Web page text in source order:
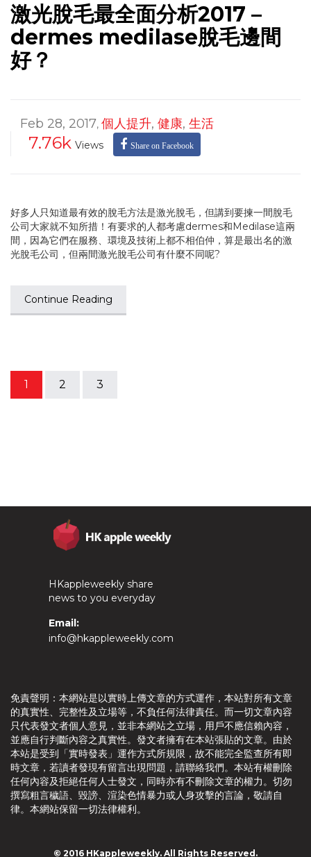
激光脫毛最全面分析2017 –
dermes medilase脫毛邊間
好？
Feb 28, 2017, 個人提升, 健康, 生活
7.76k Views Share on Facebook
好多人只知道最有效的脫毛方法是激光脫毛，但講到要揀一間脫毛
公司大家就不知所措！有要求的人都考慮dermes和Medilase這兩
間，因為它們在服務、環境及技術上都不相伯仲，算是最出名的激
光脫毛公司，但兩間激光脫毛公司有什麼不同呢?
Continue Reading
1 2 3
HKappleweekly share
news to you everyday
Email:
info@hkappleweekly.com
免責聲明：本網站是以實時上傳文章的方式運作，本站對所有文章
的真實性、完整性及立場等，不負任何法律責任。而一切文章內容
只代表發文者個人意見，並非本網站之立場，用戶不應信賴內容，
並應自行判斷內容之真實性。發文者擁有在本站張貼的文章。由於
本站是受到「實時發表」運作方式所規限，故不能完全監查所有即
時文章，若讀者發現有留言出現問題，請聯絡我們。本站有權刪除
任何內容及拒絕任何人士發文，同時亦有不刪除文章的權力。切勿
撰寫粗言穢語、毀謗、渲染色情暴力或人身攻擊的言論，敬請自
律。本網站保留一切法律權利。
© 2016 HKappleweekly. All Rights Reserved.